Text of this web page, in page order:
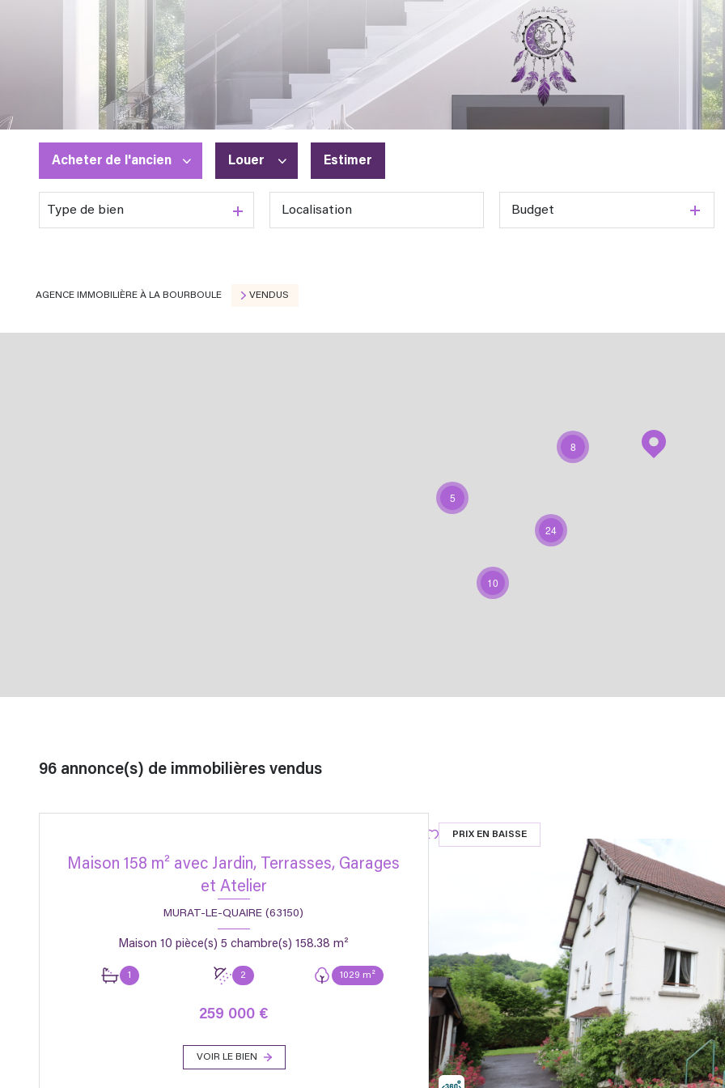
Acheter de l'ancien
De l'ancien
Louer
à l'année
Estimer
Type de bien Budget
AGENCE IMMOBILIÈRE À LA BOURBOULE VENDUS
5
8
10
24
96 annonce(s) de immobilières vendus
PRIX EN BAISSE
Maison 158 m² avec Jardin, Terrasses, Garages
et Atelier
MURAT-LE-QUAIRE (63150)
Maison 10 pièce(s) 5 chambre(s) 158.38 m²
1 2 1029 m²
259 000 €
VOIR LE BIEN